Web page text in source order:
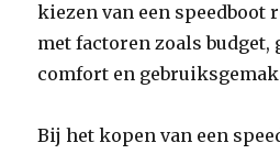
kiezen van een speedboot
met factoren zoals budget,
comfort en
Bij het kopen van een